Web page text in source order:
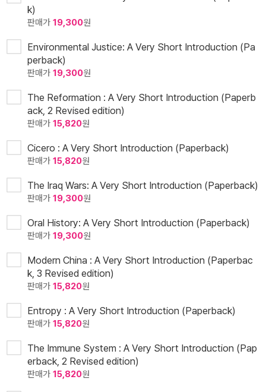
k)
판매가 19,300원
Environmental Justice: A Very Short Introduction (Pa
perback)
판매가 19,300원
The Reformation : A Very Short Introduction (Paperb
ack, 2 Revised edition)
판매가 15,820원
Cicero : A Very Short Introduction (Paperback)
판매가 15,820원
The Iraq Wars: A Very Short Introduction (Paperback)
판매가 19,300원
Oral History: A Very Short Introduction (Paperback)
판매가 19,300원
Modern China : A Very Short Introduction (Paperbac
k, 3 Revised edition)
판매가 15,820원
Entropy : A Very Short Introduction (Paperback)
판매가 15,820원
The Immune System : A Very Short Introduction (Pap
erback, 2 Revised edition)
판매가 15,820원